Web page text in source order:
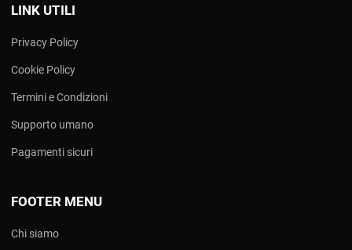
LINK UTILI
Privacy Policy
Cookie Policy
Termini e Condizioni
Supporto umano
Pagamenti sicuri
FOOTER MENU
Chi siamo